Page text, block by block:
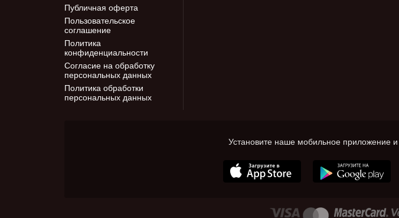
Публичная оферта
Пользовательское
соглашение
Политика
конфиденциальности
Согласие на обработку
персональных данных
Политика обработки
персональных данных
Установите наше мобильное приложение